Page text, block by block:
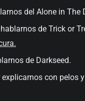
del Alone in The
de Trick or
de Darkseed.
con pelos